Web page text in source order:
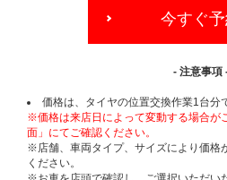
今すぐ
- 注意事項
価格は、タイヤの位置交換作業1台分
※価格は来店日によって変動する場合が
面」にてご確認ください。
※店舗、車両タイプ、サイズにより価格
ください。